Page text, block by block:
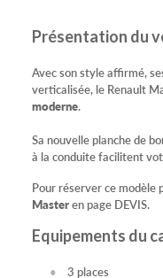
Présentation du
Avec son style affirmé,
verticalisée, le Renault
moderne.
Sa nouvelle planche de
à la conduite facilitent
Pour réserver ce modèle
Masteren page DEVIS.
Equipements du
3 places